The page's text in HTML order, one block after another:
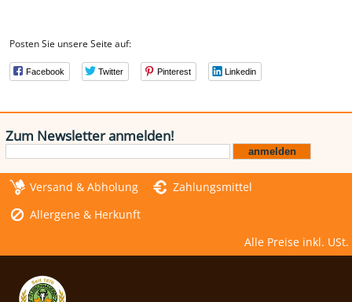
Posten Sie unsere Seite auf:
Facebook Twitter Pinterest Linkedin
Zum Newsletter anmelden!
Versand & Abholung
Zahlungsmittel
Allergene & Herkunft
Alle Preise inkl. USt.